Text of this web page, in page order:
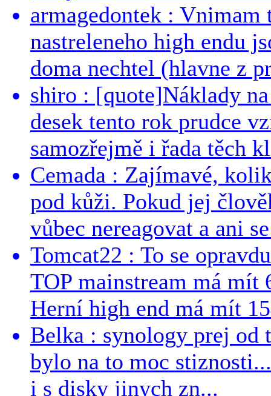
armagedontek : Vnimam
nastreleneho high endu
doma nechtel (hlavne z
shiro : [quote]Náklady
desek tento rok prudce
samozřejmě i řada těch
Cemada : Zajímavé,
pod kůži. Pokud jej
vůbec nereagovat a ani
Tomcat22 : To se
TOP mainstream má
Herní high end má mít
Belka : synology prej od
bylo na to moc
i s disky jinych zn...